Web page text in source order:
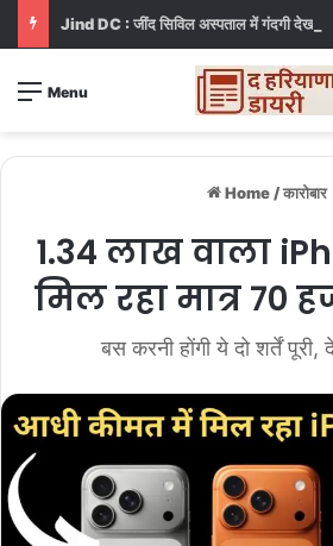
Menu
Home / कारोबार
1.34 लाख वाला
मिल रहा मात्र 70
बस करनी होंगी ये दो शर्तें